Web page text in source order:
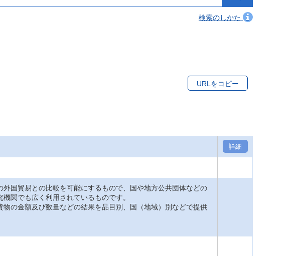
検索のしかた
URLをコピー
詳細
国貿易との比較を可能にするもので、国や地方公共団体などの
関でも広く利用されているものです。
の金額及び数量などの結果を品目別、国（地域）別などで提供